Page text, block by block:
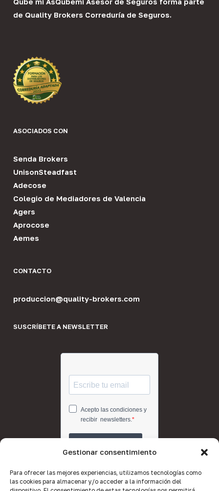
Gestionar consentimiento
Para ofrecer las mejores experiencias, utilizamos tecnologías como
las cookies para almacenar y/o acceder a la información del
de Quality Brokers Correduría de Seguros.
ASOCIADOS CON
Senda Brokers
UnisonSteadfast
Adecose
Colegio de Mediadores de Valencia
Agers
Aprocose
Aemes
CONTACTO
produccion@quality-brokers.com
SUSCRÍBETE A NEWSLETTER